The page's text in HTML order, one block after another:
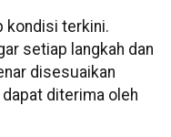
kondisi terkini.
setiap langkah dan
disesuaikan
diterima oleh